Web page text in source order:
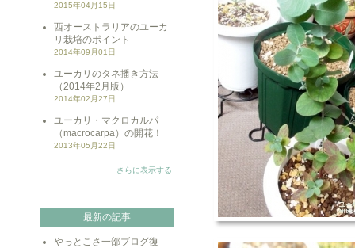
2015年04月15日
西オーストラリアのユーカ
リ栽培のポイント
2014年09月01日
ユーカリのタネ播き方法
（2014年2月版）
2014年02月27日
ユーカリ・マクロカルパ
（macrocarpa）の開花！
2013年05月22日
さらに表示する
最新の記事
やっとこさ一部ブログ復